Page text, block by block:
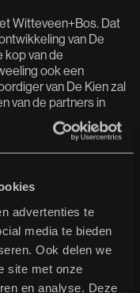
advertenties te
media te bieden
Ook delen we
site met onze
en analyse. Deze
Witteveen+Bos. Dat
van De
kop van de
ook een
van De Kien zal
van de partners in
waarvan Saxion één
is in beeld
onder de grond ons
cruciaal, om zo een
voor het
over de digitale
Otten treedt na